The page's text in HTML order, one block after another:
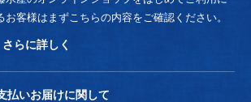
お客様はまずこちらの内容をご確認ください。
さらに詳しく
払いお届けに関して